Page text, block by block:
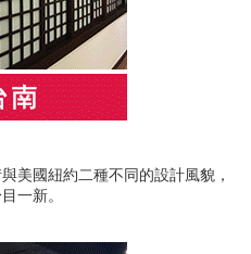
美國紐約二種不同的設計風貌，
一新。